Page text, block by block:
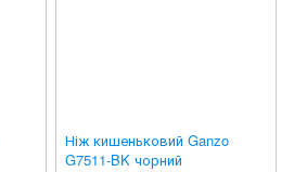
Ніж кишеньковий Ganzo
G7511-BK чорний